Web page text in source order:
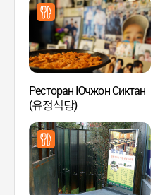
Ресторан Ючжон Сиктан
(유정식당)